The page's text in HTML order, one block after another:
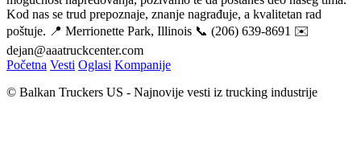
Kod nas se trud prepoznaje, znanje nagrađuje, a kvalitetan rad
poštuje. 📍 Merrionette Park, Illinois 📞 (206) 639-8691 ✉️
dejan@aaatruckcenter.com
Početna Vesti Oglasi Kompanije
© Balkan Truckers US - Najnovije vesti iz trucking industrije